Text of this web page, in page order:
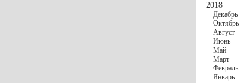
2018
Декабрь
Октябрь
Август
Июнь
Май
Март
Февраль
Январь